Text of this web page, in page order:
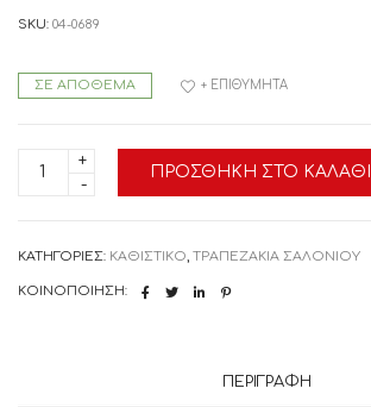
SKU: 04-0689
ΣΕ ΑΠΌΘΕΜΑ
0689
HISTORY
ΦΥΣΙΚΟ
125x64xH50cm,
ΠΡΟΣΘΉΚΗ ΣΤΟ ΚΑΛΆΘΙ
+ ΕΠΙΘΥΜΗΤΆ
ΚΑΤΗΓΟΡΊΕΣ: ΚΑΘΙΣΤΙΚΟ ΤΡΑΠΕΖΑΚΙΑ ΣΑΛΟΝΙΟΥ
ΚΟΙΝΟΠΟΊΗΣΗ:
ΠΕΡΙΓΡΑΦΉ